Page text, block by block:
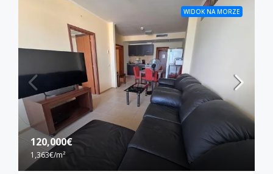
WIDOK NA MORZE
120,000€
1,363€/m²